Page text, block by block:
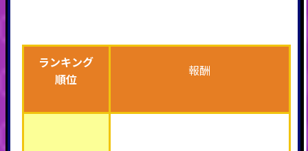
ランキング
順位
報酬